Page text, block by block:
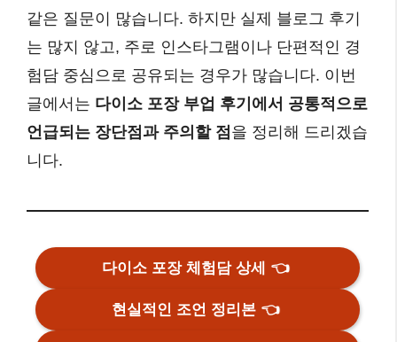
같은 질문이 많습니다. 하지만 실제 블로그 후기
는 많지 않고, 주로 인스타그램이나 단편적인 경
험담 중심으로 공유되는 경우가 많습니다. 이번
글에서는 다이소 포장 부업 후기에서 공통적으로
언급되는 장단점과 주의할 점 을 정리해 드리겠습
니다.
다이소 포장 체험담 상세👈
현실적인 조언 정리본👈